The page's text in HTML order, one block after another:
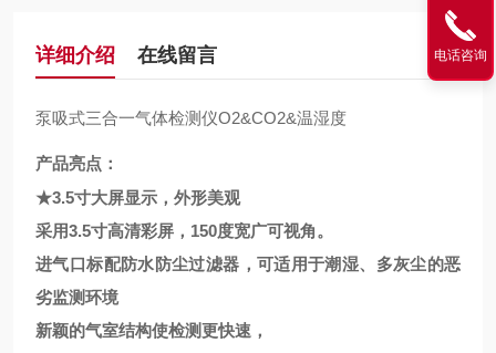
详细介绍 在线留言
泵吸式三合一气体检测仪O2&CO2&温湿度
产品亮点：
★3.5寸大屏显示，外形美观
采用3.5寸高清彩屏， 150度宽广可视角。
进气口标配防水防尘过滤器，可适用于潮湿、多灰尘的恶
劣监测环境
新颖的气室结构使检测更快速，
电话咨询